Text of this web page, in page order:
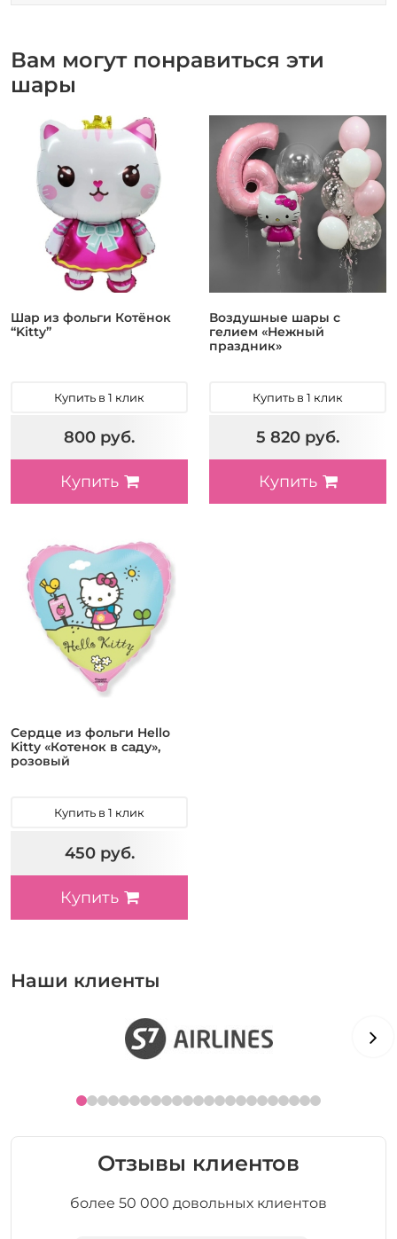
Вам могут понравиться эти
шары
Шар из фольги Котёнок
“Kitty”
Купить в 1 клик
800 руб.
Купить
Воздушные шары с
гелием «Нежный
праздник»
Купить в 1 клик
5 820 руб.
Купить
Сердце из фольги Hello
Kitty «Котенок в саду»,
розовый
Купить в 1 клик
450 руб.
Купить
Наши клиенты
Отзывы клиентов
более 50 000 довольных клиентов